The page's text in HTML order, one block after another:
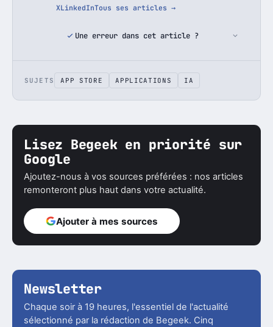
XLinkedInTous ses articles →
Une erreur dans cet article ?
SUJETS APP STORE APPLICATIONS IA
Lisez Begeek en priorité sur
Google
Ajoutez-nous à vos sources préférées : nos articles
remonteront plus haut dans votre actualité.
Ajouter à mes sources
Newsletter
Chaque soir à 19 heures, l'essentiel de l'actualité
sélectionné par la rédaction de Begeek. Cinq